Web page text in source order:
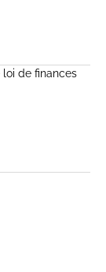
loi de finances